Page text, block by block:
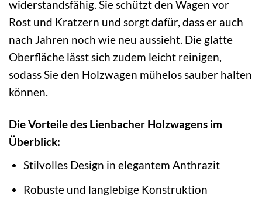
widerstandsfähig. Sie schützt den Wagen vor
Rost und Kratzern und sorgt dafür, dass er auch
nach Jahren noch wie neu aussieht. Die glatte
Oberfläche lässt sich zudem leicht reinigen,
sodass Sie den Holzwagen mühelos sauber halten
können.
Die Vorteile des Lienbacher Holzwagens im
Überblick:
Stilvolles Design in elegantem Anthrazit
Robuste und langlebige Konstruktion